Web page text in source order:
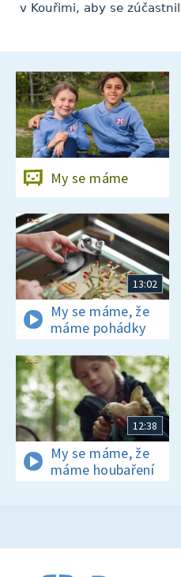
v Kouřimi, aby se
My se máme
13:02
My se máme, že
máme pohádky
12:38
My se máme, že
máme houbaření